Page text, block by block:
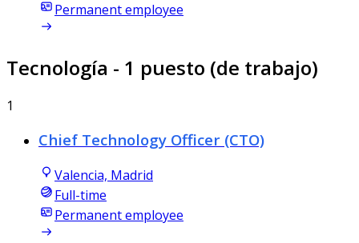
Permanent employee
Tecnología - 1 puesto (de trabajo)
1
Chief Technology Officer (CTO)
Valencia, Madrid
Full-time
Permanent employee